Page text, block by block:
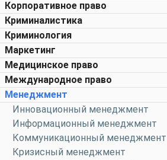
Корпоративное право
Криминалистика
Криминология
Маркетинг
Медицинское право
Международное право
Менеджмент
Инновационный менеджмент
Информационный менеджмент
Коммуникационный менеджмент
Кризисный менеджмент